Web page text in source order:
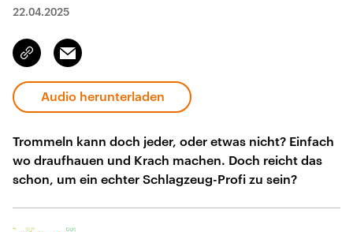
22.04.2025
Link
kopieren/teilen
Email
Audio herunterladen
Trommeln kann doch jeder, oder etwas nicht? Einfach
wo draufhauen und Krach machen. Doch reicht das
schon, um ein echter Schlagzeug-Profi zu sein?